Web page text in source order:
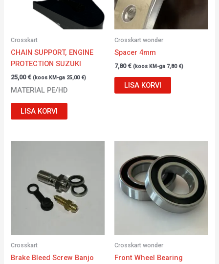
Crosskart
CHAIN SUPPORT, ENGINE
PROTECTION SUZUKI
25,00€ (koos KM-ga 25,00 €)
MATERIAL PE/HD
LISA KORVI
Crosskart wonder
Spacer 4mm
7,80€ (koos KM-ga 7,80 €)
LISA KORVI
Crosskart
Brake Bleed Screw Banjo
Crosskart wonder
Front Wheel Bearing